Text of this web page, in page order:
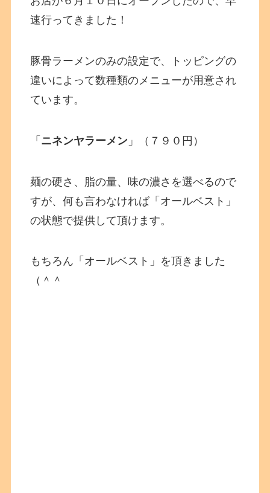
速行ってきました！
豚骨ラーメンのみの設定で、トッピングの
違いによって数種類のメニューが用意され
ています。
「 ニネンヤラーメン 」（７９０円）
麺の硬さ、脂の量、味の濃さを選べるので
すが、何も言わなければ「オールベスト」
の状態で提供して頂けます。
もちろん「オールベスト」を頂きました
（＾＾